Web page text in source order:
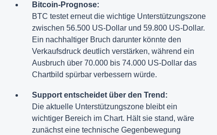
Bitcoin-Prognose:
BTC testet erneut die wichtige Unterstützungszone
zwischen 56.500 US-Dollar und 59.800 US-Dollar.
Ein nachhaltiger Bruch darunter könnte den
Verkaufsdruck deutlich verstärken, während ein
Ausbruch über 70.000 bis 74.000 US-Dollar das
Chartbild spürbar verbessern würde.
Support entscheidet über den Trend:
Die aktuelle Unterstützungszone bleibt ein
wichtiger Bereich im Chart. Hält sie stand, wäre
zunächst eine technische Gegenbewegung